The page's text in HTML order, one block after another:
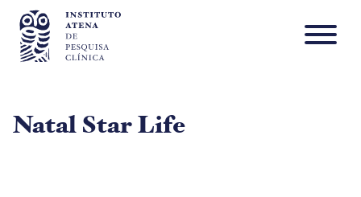
Natal Star Life